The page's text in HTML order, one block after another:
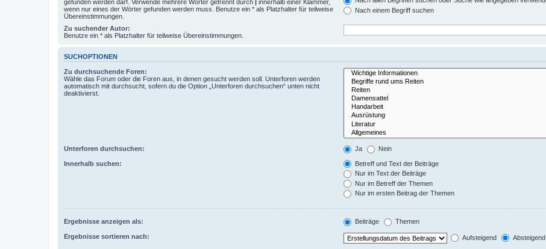
gefunden werden darf. Verwende mehrere Wörter getrennt durch | innerhalb einer Klammer,
wenn nur eines der Wörter gefunden werden muss. Benutze ein * als Platzhalter für teilweise
Übereinstimmungen.
Nach einem Begriff suchen
Zu suchender Autor:
Benutze ein * als Platzhalter für teilweise Übereinstimmungen.
SUCHOPTIONEN
Zu durchsuchende Foren:
Wähle das Forum oder die Foren aus, in denen gesucht werden soll. Unterforen werden
automatisch mit durchsucht, sofern du die Option „Unterforen durchsuchen“ unten nicht
deaktivierst.
Unterforen durchsuchen: Ja Nein
Innerhalb suchen:
Betreff und Text der Beiträge
Nur im Text der Beiträge
Nur im Betreff der Themen
Nur im ersten Beitrag der Themen
Ergebnisse anzeigen als: Beiträge Themen
Ergebnisse sortieren nach: Aufsteigend Absteigend